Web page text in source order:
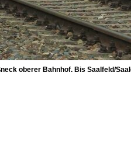
oberer Bahnhof. Bis Saalfeld/